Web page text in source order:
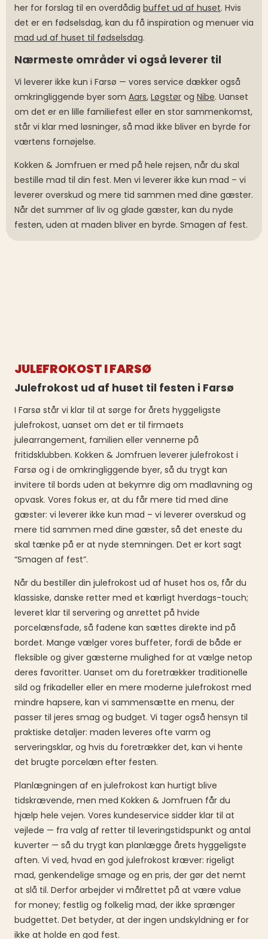
her for forslag til en overdådig buffet ud af huset. Hvis
det er en fødselsdag, kan du få inspiration og menuer via
mad ud af huset til fødselsdag.
Nærmeste områder vi også leverer til
Vi leverer ikke kun i Farsø — vores service dækker også
omkringliggende byer som Aars, Løgstør og Nibe. Uanset
om det er en lille familiefest eller en stor sammenkomst,
står vi klar med løsninger, så mad ikke bliver en byrde for
værtens fornøjelse.
Kokken & Jomfruen er med på hele rejsen, når du skal
bestille mad til din fest. Men vi leverer ikke kun mad – vi
leverer overskud og mere tid sammen med dine gæster.
Når det summer af liv og glade gæster, kan du nyde
festen, uden at maden bliver en byrde. Smagen af fest.
JULEFROKOST I FARSØ
Julefrokost ud af huset til festen i Farsø
I Farsø står vi klar til at sørge for årets hyggeligste
julefrokost, uanset om det er til firmaets
julearrangement, familien eller vennerne på
fritidsklubben. Kokken & Jomfruen leverer julefrokost i
Farsø og i de omkringliggende byer, så du trygt kan
invitere til bords uden at bekymre dig om madlavning og
opvask. Vores fokus er, at du får mere tid med dine
gæster: vi leverer ikke kun mad – vi leverer overskud og
mere tid sammen med dine gæster, så det eneste du
skal tænke på er at nyde stemningen. Det er kort sagt
“Smagen af fest”.
Når du bestiller din julefrokost ud af huset hos os, får du
klassiske, danske retter med et kærligt hverdags-touch;
leveret klar til servering og anrettet på hvide
porcelænsfade, så fadene kan sættes direkte ind på
bordet. Mange vælger vores buffeter, fordi de både er
fleksible og giver gæsterne mulighed for at vælge netop
deres favoritter. Uanset om du foretrækker traditionelle
sild og frikadeller eller en mere moderne julefrokost med
mindre hapsere, kan vi sammensætte en menu, der
passer til jeres smag og budget. Vi tager også hensyn til
praktiske detaljer: maden leveres ofte varm og
serveringsklar, og hvis du foretrækker det, kan vi hente
det brugte porcelæn efter festen.
Planlægningen af en julefrokost kan hurtigt blive
tidskrævende, men med Kokken & Jomfruen får du
hjælp hele vejen. Vores kundeservice sidder klar til at
vejlede — fra valg af retter til leveringstidspunkt og antal
kuverter — så du trygt kan planlægge årets hyggeligste
aften. Vi ved, hvad en god julefrokost kræver: rigeligt
mad, genkendelige smage og en pris, der gør det nemt
at slå til. Derfor arbejder vi målrettet på at være value
for money; festlig og folkelig mad, der ikke sprænger
budgettet. Det betyder, at der ingen undskyldning er for
ikke at holde en god fest.